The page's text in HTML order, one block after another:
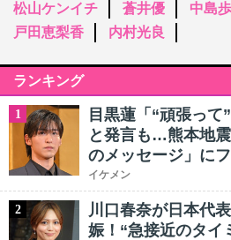
松山ケンイチ
蒼井優 中島歩
戸田恵梨香
内村光良
ランキング
1
目黒蓮「“頑張って
と発言も…熊本地
のメッセージ」に
イケメン
2
川口春奈が日本代
娠！“急接近のタイ